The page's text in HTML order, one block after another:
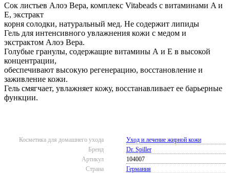
Сок листьев Алоэ Вера, комплекс Vitabeads с витаминами A и
E, экстракт
корня солодки, натуральный мед. Не содержит липиды
Гель для интенсивного увлажнения кожи с медом и
экстрактом Алоэ Вера.
Голубые гранулы, содержащие витамины А и Е в высокой
концентрации,
обеспечивают высокую регенерацию, восстановление и
заживление кожи.
Гель смягчает, увлажняет кожу, восстанавливает ее барьерные
функции.
Косметика для домашнего ухода
Уход и лечение жирной кожи
Бренд
Dr. Spiller
Артикул
104007
Страна
Германия